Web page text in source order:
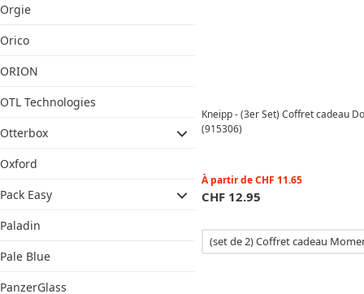
Orgie
Orico
ORION
OTL Technologies
Otterbox
Oxford
Pack Easy
Paladin
Pale Blue
PanzerGlass
Kneipp - (3er Set) Coffret cadeau
(915306)
À partir deCHF 11.65
CHF 12.95
(set de 2) Coffret cadeau